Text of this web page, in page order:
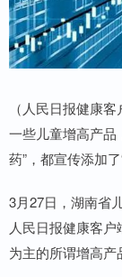
（人民日报健康
一些儿童增高产品
药”，都宣传添加
3月27日，湖南省
人民日报健康客
为主的所谓增高产